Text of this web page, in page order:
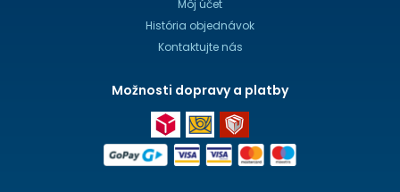
Môj účet
História objednávok
Kontaktujte nás
Možnosti dopravy a platby